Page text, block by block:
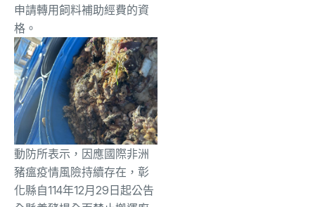
申請轉用飼料補助經費的資
格。
動防所表示，因應國際非洲
豬瘟疫情風險持續存在，彰
化縣自114年12月29日起公告